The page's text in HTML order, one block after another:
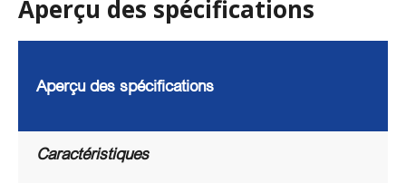
Aperçu des spécifications
Aperçu des spécifications
Caractéristiques